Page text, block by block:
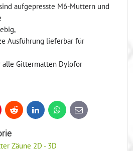
aufgepresste M6-Muttern und
Ausführung lieferbar für
Gittermatten Dylofor
Reddit LinkedInWhatsApp
E-
mail
Zäune 2D - 3D